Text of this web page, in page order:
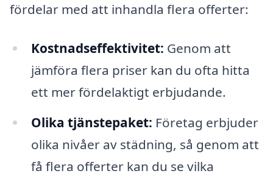
fördelar med att inhandla flera offerter:
Kostnadseffektivitet: Genom att
jämföra flera priser kan du ofta hitta
ett mer fördelaktigt erbjudande.
Olika tjänstepaket: Företag erbjuder
olika nivåer av städning, så genom att
få flera offerter kan du se vilka